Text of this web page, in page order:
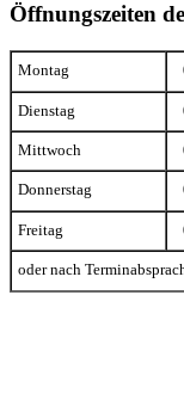
Öffnungszeiten
Montag
Dienstag
Mittwoch
Donnerstag
Freitag
oder nach